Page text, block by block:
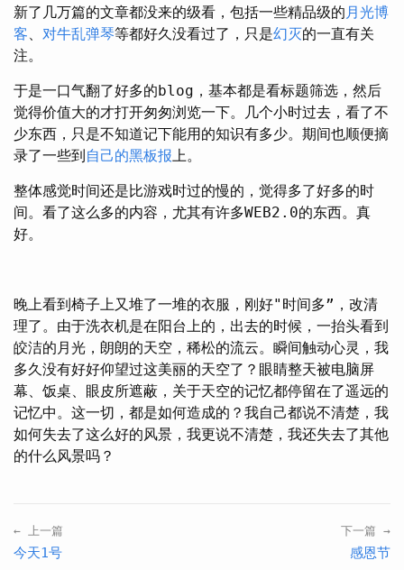
新了几万篇的文章都没来的级看，包括一些精品级的月光博
客、 对牛乱弹琴等都好久没看过了，只是幻灭的一直有关
注。
于是一口气翻了好多的blog，基本都是看标题筛选，然后
觉得价值大的才打开匆匆浏览一下。几个小时过去，看了不
少东西，只是不知道记下能用的知识有多少。期间也顺便摘
录了一些到自己的黑板报上。
整体感觉时间还是比游戏时过的慢的，觉得多了好多的时
间。看了这么多的内容，尤其有许多WEB2.0的东西。真
好。
晚上看到椅子上又堆了一堆的衣服，刚好"时间多”，改清
理了。由于洗衣机是在阳台上的，出去的时候，一抬头看到
皎洁的月光，朗朗的天空，稀松的流云。瞬间触动心灵，我
多久没有好好仰望过这美丽的天空了？眼睛整天被电脑屏
幕、饭桌、眼皮所遮蔽，关于天空的记忆都停留在了遥远的
记忆中。这一切，都是如何造成的？我自己都说不清楚，我
如何失去了这么好的风景，我更说不清楚，我还失去了其他
的什么风景吗？
← 上一篇
今天1号
下一篇 →
感恩节